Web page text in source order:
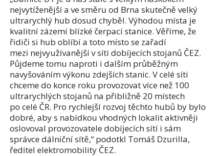
nejvytíženější a ve směru od Brna skutečně velký
ultrarychlý hub dosud chyběl. Výhodou místa je
kvalitní zázemí blízké čerpací stanice. Věříme, že
řidiči si hub oblíbí a toto místo se zařadí
mezi nejvyužívanější v síti dobíjecích stojanů ČEZ.
Půjdeme tomu naproti i dalším průběžným
navyšováním výkonu zdejších stanic. V celé síti
chceme do konce roku provozovat více než 100
ultrarychlých stojanů na přibližně 20 místech
po celé ČR. Pro rychlejší rozvoj těchto hubů by bylo
dobré, aby s nabídkou vhodných lokalit aktivněji
oslovoval provozovatele dobíjecích sítí i sám
správce dálniční sítě,“ podotkl Tomáš Dzurilla,
ředitel elektromobility ČEZ.